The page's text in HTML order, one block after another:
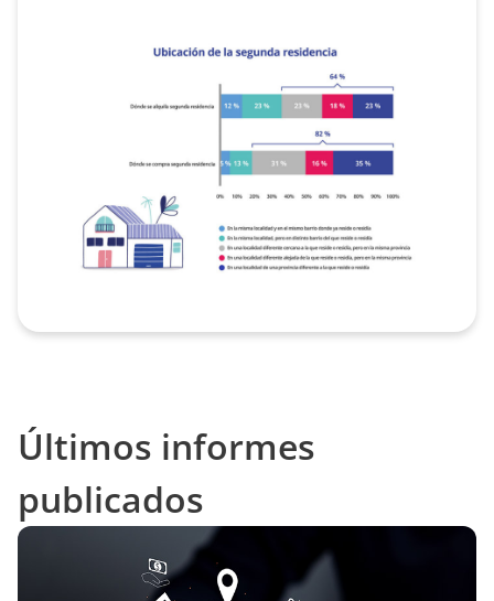
Últimos informes
publicados